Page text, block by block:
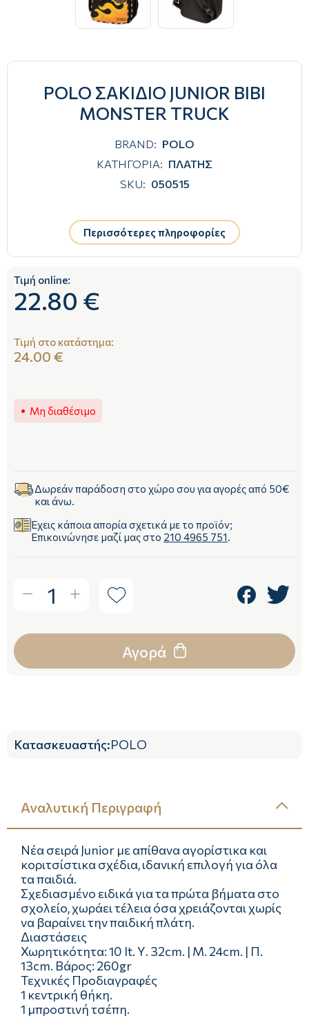
POLΟ ΣΑΚΙΔΙΟ JUNIOR BIBI
MONSTER TRUCK
BRAND: POLO
ΚΑΤΗΓΟΡΙΑ: ΠΛΑΤΗΣ
SKU: 050515
Περισσότερες πληροφορίες
Τιμή online:
22.80 €
Τιμή στο κατάστημα:
24.00 €
Μη διαθέσιμο
Δωρεάν παράδοση στο χώρο σου για αγορές από 50€
και άνω.
Έχεις κάποια απορία σχετικά με το προϊόν;
Επικοινώνησε μαζί μας στο 210 4965 751.
1
Αγορά
Κατασκευαστής:POLO
Αναλυτική Περιγραφή
Νέα σειρά Junior με απίθανα αγορίστικα και
κοριτσίστικα σχέδια, ιδανική επιλογή για όλα
τα παιδιά.
Σχεδιασμένο ειδικά για τα πρώτα βήματα στο
σχολείο, χωράει τέλεια όσα χρειάζονται χωρίς
να βαραίνει την παιδική πλάτη.
Διαστάσεις
Χωρητικότητα: 10 lt. Υ. 32cm. | Μ. 24cm. | Π.
13cm. Βάρος: 260gr
Τεχνικές Προδιαγραφές
1 κεντρική θήκη.
1 μπροστινή τσέπη.